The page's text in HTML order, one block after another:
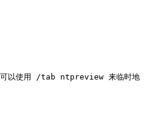
也可以使用 /tab ntpreview 来临时地